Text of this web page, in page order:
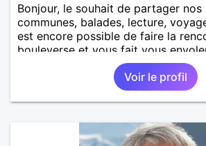
Bonjour, le souhait de partager nos
communes, balades, lecture,
est encore possible de faire la
bouleverse et vous fait vous
complices, les mots et les silences
Alors si comme moi tu as la même
Voir le profil